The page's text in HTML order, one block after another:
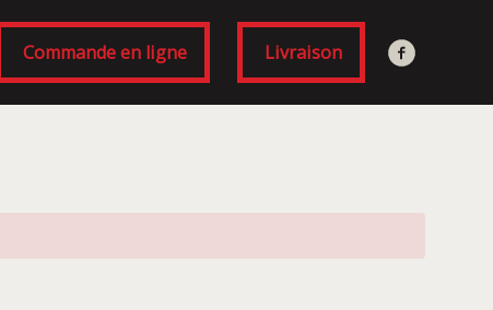
Commande en ligne Livraison